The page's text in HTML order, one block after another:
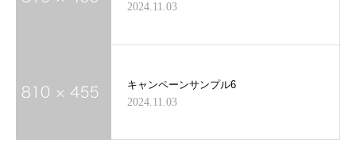
2024.11.03
キャンペーンサンプル6
2024.11.03